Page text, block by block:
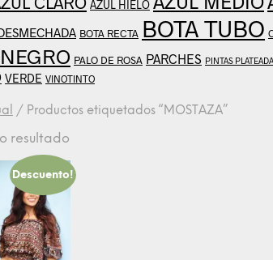
AZUL HIELO
BOTA RECTA BOTA TUBO
NEGRO PALO DE ROSA PARCHES PINTAS
VERDE VINOTINTO
/ Productos etiquetados “MOSTAZA”
resultado
Descuento!